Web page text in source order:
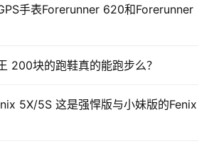
手表Forerunner 620和Forerunner
200块的跑鞋真的能跑步么？
5X/5S 这是强悍版与小妹版的Fenix